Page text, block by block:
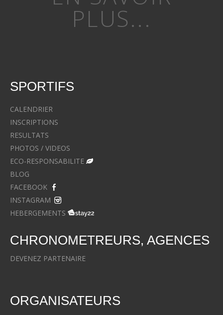
PLUS...
SPORTIFS
CALENDRIER
INSCRIPTIONS
RESULTATS
PHOTOS / VIDEOS
ECO-RESPONSABILITE
BLOG
FACEBOOK
INSTAGRAM
HEBERGEMENTS
CHRONOMETREURS, AGENCES
DEVENEZ PARTENAIRE
ORGANISATEURS